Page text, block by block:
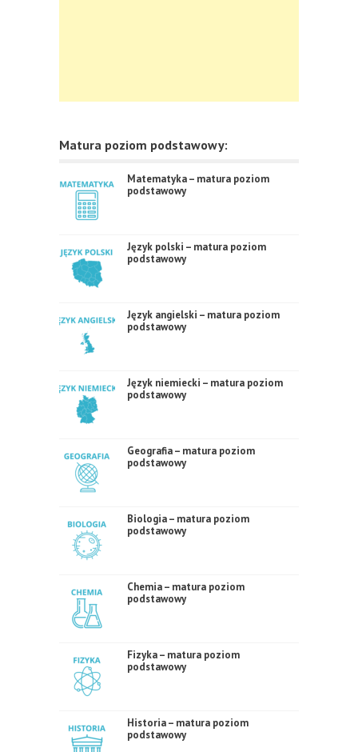
Matura poziom podstawowy:
Matematyka – matura poziom
podstawowy
Język polski – matura poziom
podstawowy
Język angielski – matura poziom
podstawowy
Język niemiecki – matura poziom
podstawowy
Geografia – matura poziom
podstawowy
Biologia – matura poziom
podstawowy
Chemia – matura poziom
podstawowy
Fizyka – matura poziom
podstawowy
Historia – matura poziom
podstawowy